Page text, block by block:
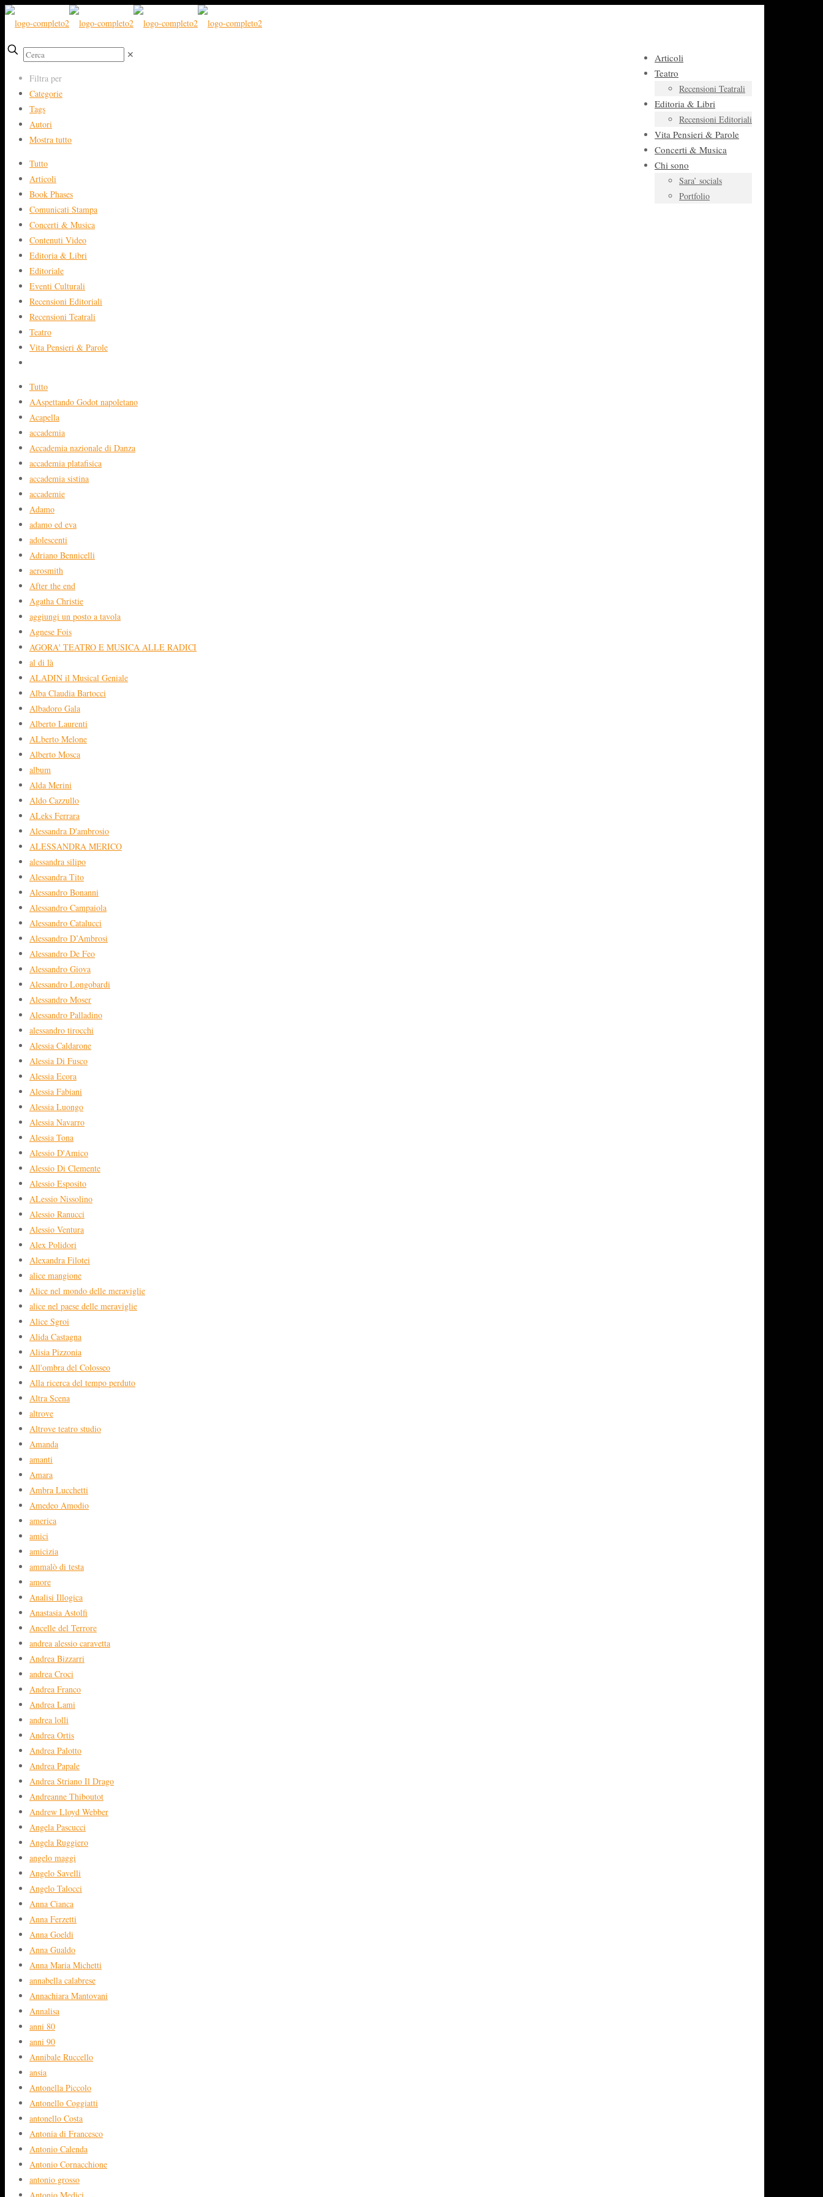
Articoli
Teatro
Recensioni Teatrali
Editoria & Libri
Recensioni Editoriali
Vita Pensieri & Parole
Concerti & Musica
Chi sono
Sara’ socials
Portfolio
✕
Filtra per
Categorie
Tags
Autori
Mostra tutto
Tutto
Articoli
Book Phases
Comunicati Stampa
Concerti & Musica
Contenuti Video
Editoria & Libri
Editoriale
Eventi Culturali
Recensioni Editoriali
Recensioni Teatrali
Teatro
Vita Pensieri & Parole
Tutto
AAspettando Godot napoletano
Acapella
accademia
Accademia nazionale di Danza
accademia platafisica
accademia sistina
accademie
Adamo
adamo ed eva
adolescenti
Adriano Bennicelli
aerosmith
After the end
Agatha Christie
aggiungi un posto a tavola
Agnese Fois
AGORA' TEATRO E MUSICA ALLE RADICI
al di là
ALADIN il Musical Geniale
Alba Claudia Bartocci
Albadoro Gala
Alberto Laurenti
ALberto Melone
Alberto Mosca
album
Alda Merini
Aldo Cazzullo
ALeks Ferrara
Alessandra D'ambrosio
ALESSANDRA MERICO
alessandra silipo
Alessandra Tito
Alessandro Bonanni
Alessandro Campaiola
Alessandro Catalucci
Alessandro D’Ambrosi
Alessandro De Feo
Alessandro Giova
Alessandro Longobardi
Alessandro Moser
Alessandro Palladino
alessandro tirocchi
Alessia Caldarone
Alessia Di Fusco
Alessia Ecora
Alessia Fabiani
Alessia Luongo
Alessia Navarro
Alessia Tona
Alessio D'Amico
Alessio Di Clemente
Alessio Esposito
ALessio Nissolino
Alessio Ranucci
Alessio Ventura
Alex Polidori
Alexandra Filotei
alice mangione
Alice nel mondo delle meraviglie
alice nel paese delle meraviglie
Alice Sgroi
Alida Castagna
Alisia Pizzonia
All'ombra del Colosseo
Alla ricerca del tempo perduto
Altra Scena
altrove
Altrove teatro studio
Amanda
amanti
Amara
Ambra Lucchetti
Amedeo Amodio
america
amici
amicizia
ammalò di testa
amore
Analisi Illogica
Anastasia Astolfi
Ancelle del Terrore
andrea alessio caravetta
Andrea Bizzarri
andrea Croci
Andrea Franco
Andrea Lami
andrea lolli
Andrea Ortis
Andrea Palotto
Andrea Papale
Andrea Striano Il Drago
Andreanne Thiboutot
Andrew Lloyd Webber
Angela Pascucci
Angela Ruggiero
angelo maggi
Angelo Savelli
Angelo Talocci
Anna Cianca
Anna Ferzetti
Anna Goeldi
Anna Gualdo
Anna Maria Michetti
annabella calabrese
Annachiara Mantovani
Annalisa
anni 80
anni 90
Annibale Ruccello
ansia
Antonella Piccolo
Antonello Coggiatti
antonello Costa
Antonia di Francesco
Antonio Calenda
Antonio Cornacchione
antonio grosso